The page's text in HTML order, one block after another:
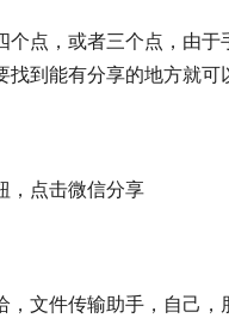
个点，或者三个点，由于
找到能有分享的地方就可
，点击微信分享
，文件传输助手，自己，